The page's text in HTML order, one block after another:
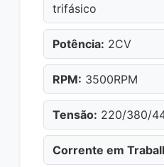
trifásico
Potência: 2CV
RPM: 3500RPM
Tensão: 220/380/
Corrente em